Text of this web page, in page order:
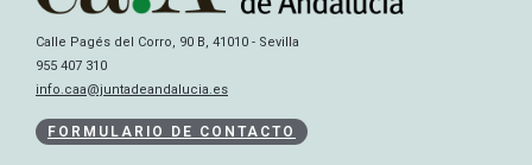
Calle Pagés del Corro, 90 B, 41010 - Sevilla
955 407 310
info.caa@juntadeandalucia.es
FORMULARIO DE CONTACTO